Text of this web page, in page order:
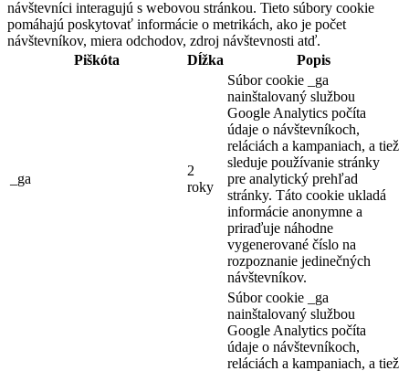
návštevníci interagujú s webovou stránkou. Tieto súbory cookie
pomáhajú poskytovať informácie o metrikách, ako je počet
návštevníkov, miera odchodov, zdroj návštevnosti atď.
Piškóta
Dĺžka Popis
_ga
2
roky
Súbor cookie _ga
nainštalovaný službou
Google Analytics počíta
údaje o návštevníkoch,
reláciách a kampaniach, a tiež
sleduje používanie stránky
pre analytický prehľad
stránky. Táto cookie ukladá
informácie anonymne a
priraďuje náhodne
vygenerované číslo na
rozpoznanie jedinečných
návštevníkov.
Súbor cookie _ga
nainštalovaný službou
Google Analytics počíta
údaje o návštevníkoch,
reláciách a kampaniach, a tiež